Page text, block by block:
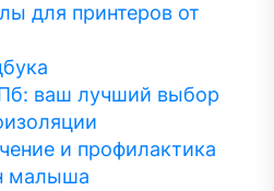
для принтеров от
ваш лучший выбор
и профилактика
малыша